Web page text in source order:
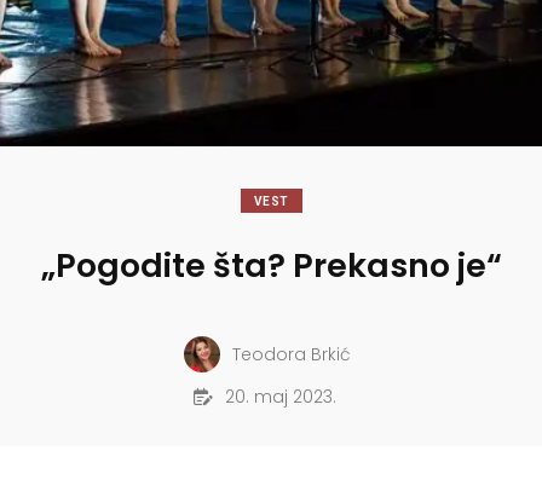
VEST
„Pogodite šta? Prekasno je“
Teodora Brkić
20. maj 2023.